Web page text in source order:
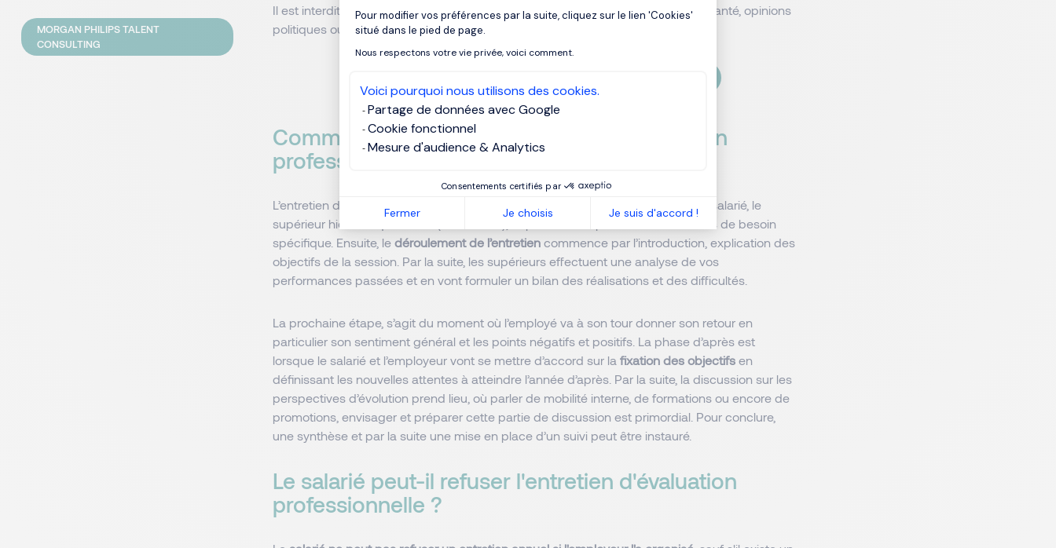
Pour modifier vos préférences par la suite, cliquez sur le lien 'Cookies'
situé dans le pied de page.
Nous respectons votre vie privée, voici comment.
Voici pourquoi nous utilisons des cookies.
Partage de données avec Google
Cookie fonctionnel
Mesure d'audience & Analytics
Consentements certifiés par
Fermer Je choisis Je suis d'accord !
Axeptio consent
Il est interdit d’interroger un salarié sur sa vie privée (situation maritale, état de santé, opinions
politiques ou religieuses).
Comment est organisé l'entretien d'évaluation
professionnelle du salarié ?
L’entretien d'évaluation professionnelle du salarié comporte en participants : le salarié, le
supérieur hiérarchique direct (N+1 ou N+2), et parfois un représentant RH en cas de besoin
spécifique. Ensuite, le déroulement de l’entretien commence par l’introduction, explication des
objectifs de la session. Par la suite, les supérieurs effectuent une analyse de vos
performances passées et en vont formuler un bilan des réalisations et des difficultés.
La prochaine étape, s’agit du moment où l’employé va à son tour donner son retour en
particulier son sentiment général et les points négatifs et positifs. La phase d’après est
lorsque le salarié et l’employeur vont se mettre d’accord sur la fixation des objectifs en
définissant les nouvelles attentes à atteindre l’année d’après. Par la suite, la discussion sur les
perspectives d’évolution prend lieu, où parler de mobilité interne, de formations ou encore de
promotions, envisager et préparer cette partie de discussion est primordial. Pour conclure,
une synthèse et par la suite une mise en place d’un suivi peut être instauré.
Le salarié peut-il refuser l'entretien d'évaluation
professionnelle ?
MORGAN PHILIPS TALENT
CONSULTING